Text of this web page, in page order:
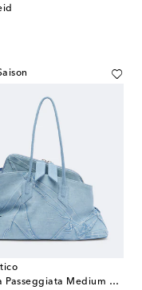
price
Tote La Passeggiata Medium aus Denim